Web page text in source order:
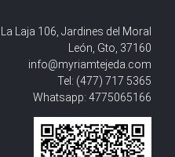
La Laja 106, Jardines del Moral
León, Gto, 37160
info@myriamtejeda.com
Tel: (477) 717 5365
Whatsapp: 4775065166